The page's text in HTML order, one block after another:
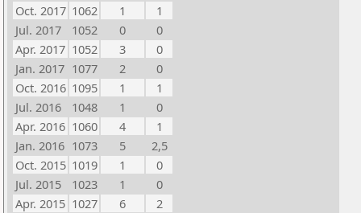
Oct. 2017 1062 1
1
Jul. 2017
1052 0
0
Apr. 2017 1052 3
0
Jan. 2017 1077 2
0
Oct. 2016 1095 1
1
Jul. 2016
1048 1
0
Apr. 2016 1060 4
1
Jan. 2016 1073 5
2,5
Oct. 2015 1019 1
0
Jul. 2015
1023 1
0
Apr. 2015 1027 6
2